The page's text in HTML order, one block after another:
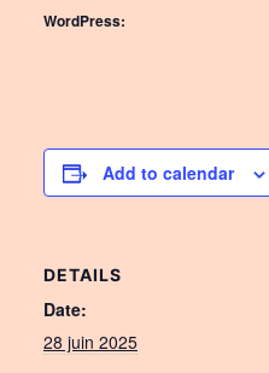
WordPress:
Add to calendar
DETAILS
Date:
28 juin 2025